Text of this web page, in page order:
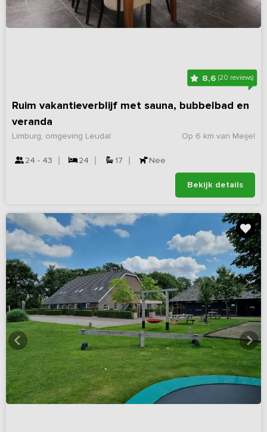
8,6 (20 reviews)
Ruim vakantieverblijf met sauna, bubbelbad en
veranda
Op 6 km van Meijel
Limburg, omgeving Leudal
24 - 43 24 17 Nee
Bekijk details